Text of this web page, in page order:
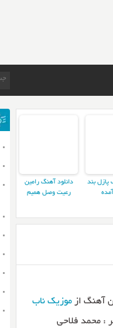
پازل بند
دانلود آهنگ رامین
رعیت وصل همیم
موزیک ناب
: محمد فلاحی